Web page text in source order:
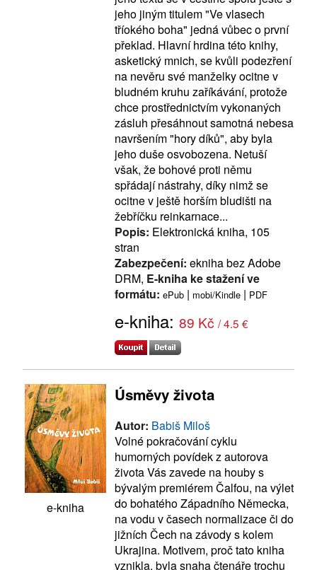
jeho jiným titulem "Ve vlasech
tříokého boha" jedná vůbec o první
překlad. Hlavní hrdina této knihy,
asketický mnich, se kvůli podezření
na nevěru své manželky ocitne v
bludném kruhu zaříkávání, protože
chce prostřednictvím vykonaných
zásluh přesáhnout samotná nebesa
navršením "hory díků", aby byla
jeho duše osvobozena. Netuší
však, že bohové proti němu
spřádají nástrahy, díky nimž se
ocitne v ještě horším bludišti na
žebříčku reinkarnace...
Popis: Elektronická kniha, 105
stran
Zabezpečení: ekniha bez Adobe
DRM, E-kniha ke stažení ve
formátu: ePub | mobi/Kindle | PDF
e-kniha: 89 Kč / 4.5 €
e-kniha
Úsměvy života
Autor: Babiš Miloš
Volné pokračování cyklu
humorných povídek z autorova
života Vás zavede na houby s
bývalým premiérem Čalfou, na výlet
do bohatého Západního Německa,
na vodu v časech normalizace či do
jižních Čech na závody s kolem
Ukrajina. Motivem, proč tato kniha
vznikla, byla snaha čtenáře trochu